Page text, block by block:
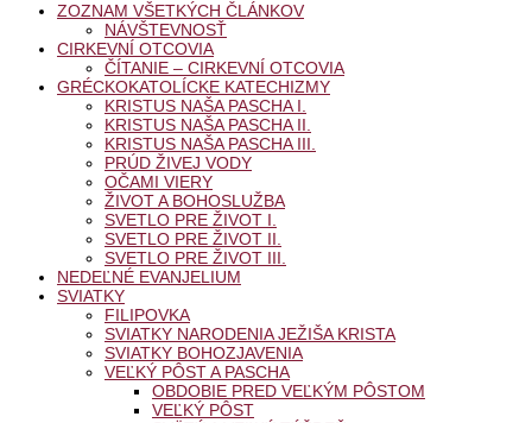
ZOZNAM VŠETKÝCH ČLÁNKOV
NÁVŠTEVNOSŤ
CIRKEVNÍ OTCOVIA
ČÍTANIE – CIRKEVNÍ OTCOVIA
GRÉCKOKATOLÍCKE KATECHIZMY
KRISTUS NAŠA PASCHA I.
KRISTUS NAŠA PASCHA II.
KRISTUS NAŠA PASCHA III.
PRÚD ŽIVEJ VODY
OČAMI VIERY
ŽIVOT A BOHOSLUŽBA
SVETLO PRE ŽIVOT I.
SVETLO PRE ŽIVOT II.
SVETLO PRE ŽIVOT III.
NEDEĽNÉ EVANJELIUM
SVIATKY
FILIPOVKA
SVIATKY NARODENIA JEŽIŠA KRISTA
SVIATKY BOHOZJAVENIA
VEĽKÝ PÔST A PASCHA
OBDOBIE PRED VEĽKÝM PÔSTOM
VEĽKÝ PÔST